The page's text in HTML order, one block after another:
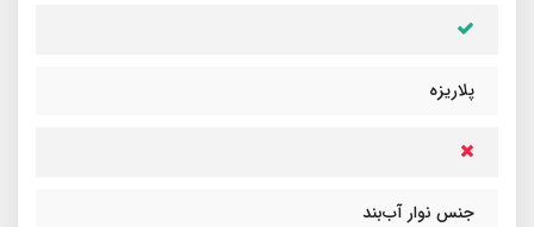
پلاریزه
جنس نوار آب‌بند